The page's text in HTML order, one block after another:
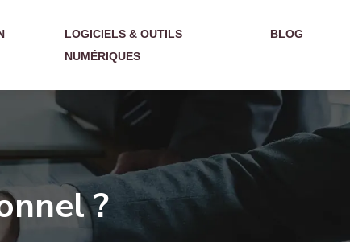
LOGICIELS & OUTILS
NUMÉRIQUES
BLOG
?